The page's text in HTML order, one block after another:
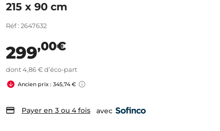
215 x 90 cm
Réf : 2647632
299,00€
dont 4,86 € d’éco-part
Ancien prix : 345,74 €
Payer en 3 ou 4 fois avec